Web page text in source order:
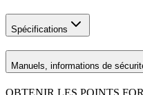
Spécifications
Manuels, informations de
OBTENIR LES POINTS